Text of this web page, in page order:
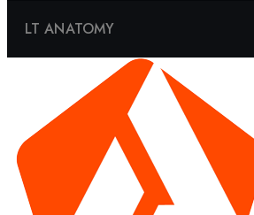
LT ANATOMY